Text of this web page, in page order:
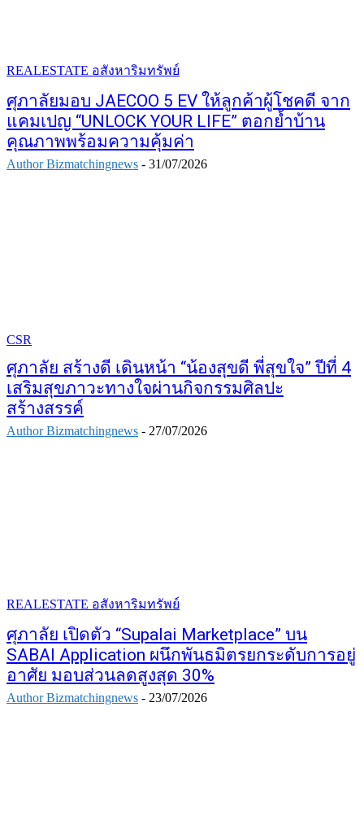
REALESTATE อสังหาริมทรัพย์
ศุภาลัยมอบ JAECOO 5 EV ให้ลูกค้าผู้โชคดี จาก
แคมเปญ “UNLOCK YOUR LIFE” ตอกย้ำบ้าน
คุณภาพพร้อมความคุ้มค่า
Author Bizmatchingnews - 31/07/2026
CSR
ศุภาลัย สร้างดี เดินหน้า “น้องสุขดี พี่สุขใจ” ปีที่ 4
เสริมสุขภาวะทางใจผ่านกิจกรรมศิลปะ
สร้างสรรค์
Author Bizmatchingnews - 27/07/2026
REALESTATE อสังหาริมทรัพย์
ศุภาลัย เปิดตัว “Supalai Marketplace” บน
SABAI Application ผนึกพันธมิตรยกระดับการอยู่
อาศัย มอบส่วนลดสูงสุด 30%
Author Bizmatchingnews - 23/07/2026